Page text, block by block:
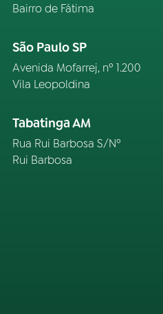
Bairro de Fátima
São Paulo SP
Avenida Mofarrej, nº 1.200
Vila Leopoldina
Tabatinga AM
Rua Rui Barbosa S/Nº
Rui Barbosa